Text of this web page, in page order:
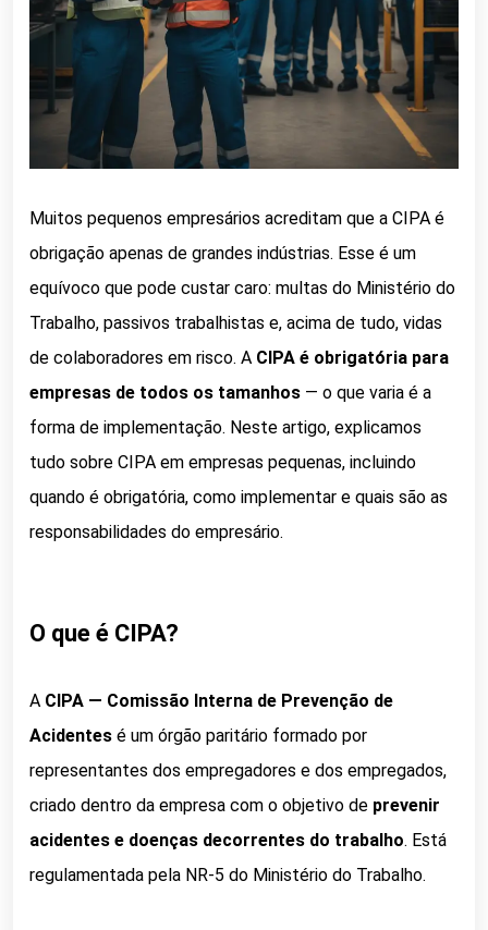
Muitos pequenos empresários acreditam que a CIPA é
obrigação apenas de grandes indústrias. Esse é um
equívoco que pode custar caro: multas do Ministério do
Trabalho, passivos trabalhistas e, acima de tudo, vidas
de colaboradores em risco. A CIPA é obrigatória para
empresas de todos os tamanhos — o que varia é a
forma de implementação. Neste artigo, explicamos
tudo sobre CIPA em empresas pequenas, incluindo
quando é obrigatória, como implementar e quais são as
responsabilidades do empresário.
O que é CIPA?
A CIPA — Comissão Interna de Prevenção de
Acidentes é um órgão paritário formado por
representantes dos empregadores e dos empregados,
criado dentro da empresa com o objetivo de prevenir
acidentes e doenças decorrentes do trabalho. Está
regulamentada pela NR-5 do Ministério do Trabalho.